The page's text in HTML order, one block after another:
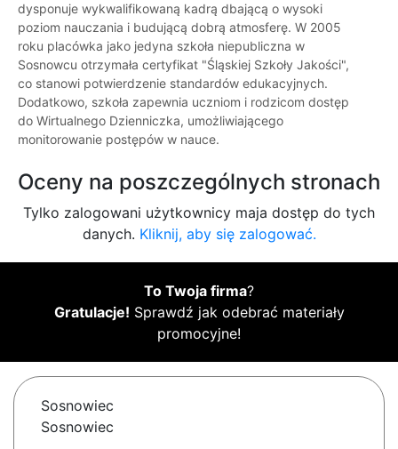
dysponuje wykwalifikowaną kadrą dbającą o wysoki
poziom nauczania i budującą dobrą atmosferę. W 2005
roku placówka jako jedyna szkoła niepubliczna w
Sosnowcu otrzymała certyfikat "Śląskiej Szkoły Jakości",
co stanowi potwierdzenie standardów edukacyjnych.
Dodatkowo, szkoła zapewnia uczniom i rodzicom dostęp
do Wirtualnego Dzienniczka, umożliwiającego
monitorowanie postępów w nauce.
Oceny na poszczególnych stronach
Tylko zalogowani użytkownicy maja dostęp do tych
danych. Kliknij, aby się zalogować.
To Twoja firma?
Gratulacje! Sprawdź jak odebrać materiały
promocyjne!
Sosnowiec
Sosnowiec